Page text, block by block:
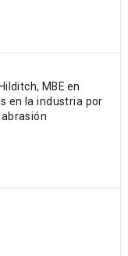
MBE en
en la industria por